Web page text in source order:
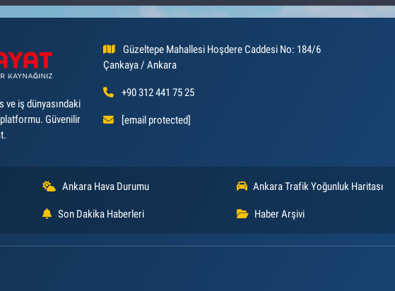
ve iş dünyasındaki
Güvenilir
Güzeltepe Mahallesi Hoşdere Caddesi No: 184/6
Çankaya / Ankara
+90 312 441 75 25
[email protected]
Ankara Hava Durumu Ankara Trafik Yoğunluk Haritası
Son Dakika Haberleri Haber Arşivi